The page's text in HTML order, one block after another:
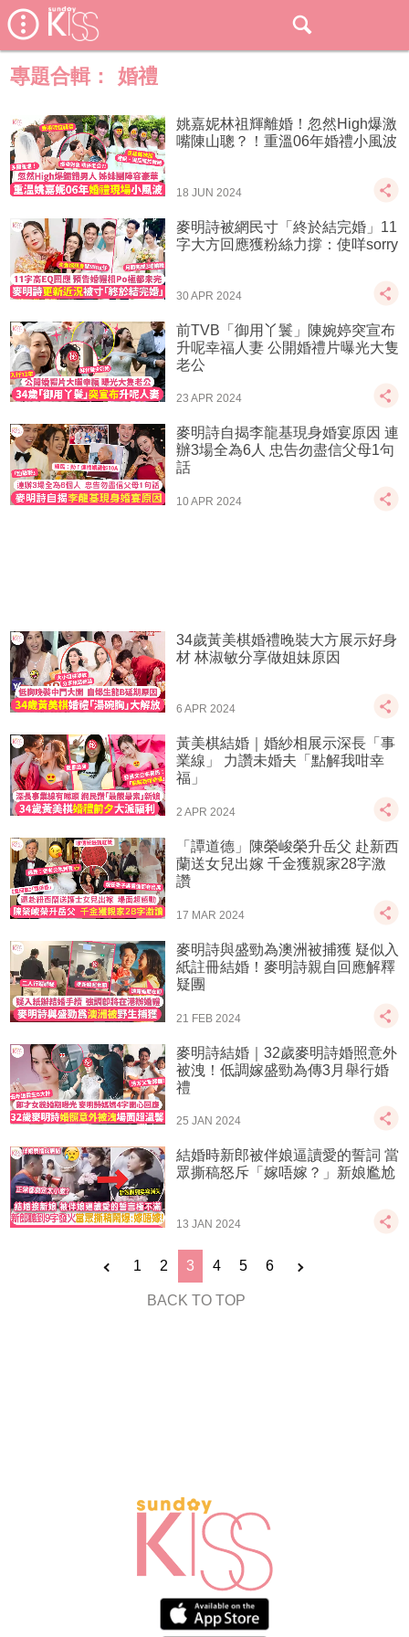
專題合輯： 婚禮
姚嘉妮林祖輝離婚！忽然High爆激
嘴陳山聰？！重溫06年婚禮小風波
18 JUN 2024
麥明詩被網民寸「終於結完婚」11
字大方回應獲粉絲力撐：使咩sorry
30 APR 2024
前TVB「御用丫鬟」陳婉婷突宣布
升呢幸福人妻 公開婚禮片曝光大隻
老公
23 APR 2024
麥明詩自揭李龍基現身婚宴原因 連
辦3場全為6人 忠告勿盡信父母1句
話
10 APR 2024
34歲黃美棋婚禮晚裝大方展示好身
材 林淑敏分享做姐妹原因
6 APR 2024
黃美棋結婚｜婚紗相展示深長「事
業線」 力讚未婚夫「點解我咁幸
福」
2 APR 2024
「譚道德」陳榮峻榮升岳父 赴新西
蘭送女兒出嫁 千金獲親家28字激
讚
17 MAR 2024
麥明詩與盛勁為澳洲被捕獲 疑似入
紙註冊結婚！麥明詩親自回應解釋
疑團
21 FEB 2024
麥明詩結婚｜32歲麥明詩婚照意外
被洩！低調嫁盛勁為傳3月舉行婚
禮
25 JAN 2024
結婚時新郎被伴娘逼讀愛的誓詞 當
眾撕稿怒斥「嫁唔嫁？」新娘尷尬
13 JAN 2024
1 2 3 4 5 6
BACK TO TOP